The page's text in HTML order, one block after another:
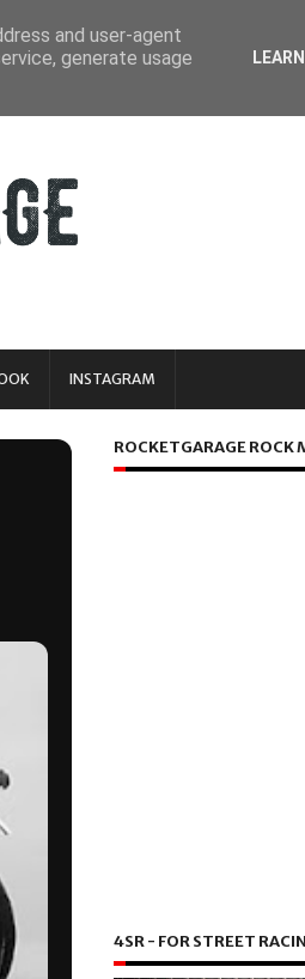
INSTAGRAM
ROCKETGARAGE ROCK
4SR - FOR STREET
and user-agent
generate usage